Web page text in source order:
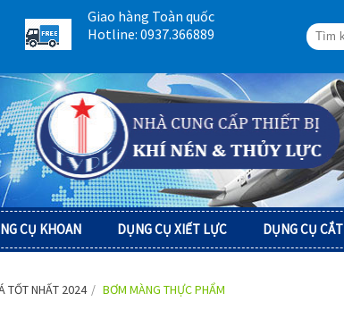
Giao hàng Toàn quốc
Hotline: 0937.366889
CỤ KHOAN DỤNG CỤ XIẾT LỰC DỤNG CỤ CẮT
TỐT NHẤT 2024 BƠM MÀNG THỰC PHẨM